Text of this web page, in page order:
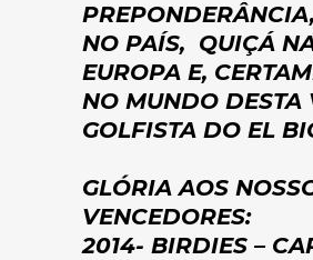
NO PAÍS, QUIÇÁ
EUROPA E,
NO MUNDO DESTA
GOLFISTA DO EL
GLÓRIA AOS
VENCEDORES:
2014- BIRDIES –